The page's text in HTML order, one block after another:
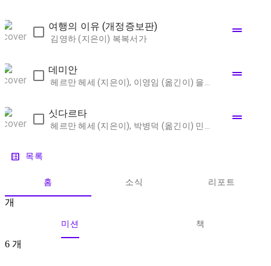
여행의 이유 (개정증보판)
김영하 (지은이) 복복서가 drag_handle
데미안
헤르만 헤세 (지은이), 이영임 (옮긴이) 을유문화사 drag_handle
싯다르타
헤르만 헤세 (지은이), 박병덕 (옮긴이) 민음사 drag_handle
list_alt 목록
홈 소식 리포트
개
미션 책
6 개